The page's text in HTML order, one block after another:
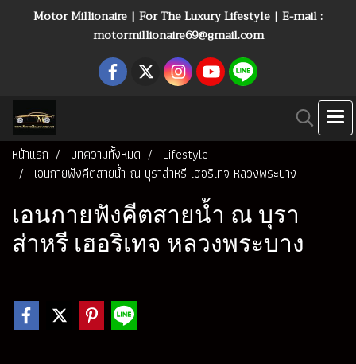
Motor Millionaire | For The Luxury Lifestyle | E-mail :
motormillionaire69@gmail.com
หน้าแรก บทความทั้งหมด
Lifestyle
เอนกายฟังคีตสายน้ำ ณ บุราส่าหรี เฮอริเทจ หลวงพระบาง
เอนกายฟังคีตสายน้ำ ณ บุรา
ส่าหรี เฮอริเทจ หลวงพระบาง